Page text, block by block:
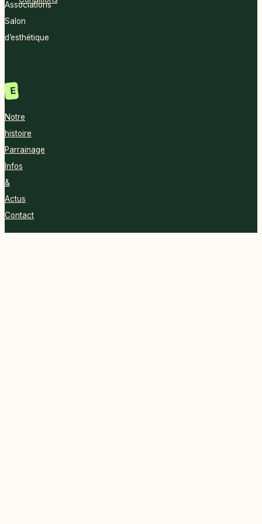
Associations
Salon
d’esthétique
Entreprise
Notre
histoire
Parrainage
Infos
&
Actus
Contact